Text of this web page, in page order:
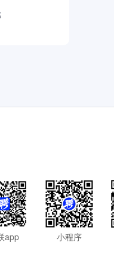
app 小程序